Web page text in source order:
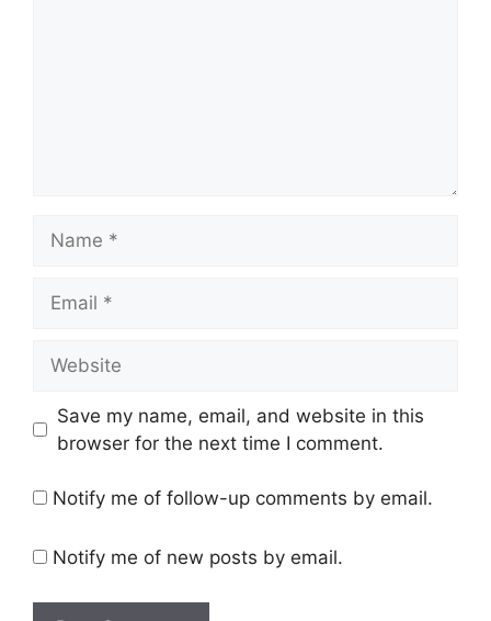
Save my name, email, and website in this
browser for the next time I comment.
Notify me of follow-up comments by email.
Notify me of new posts by email.